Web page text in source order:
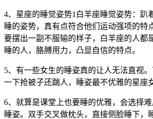
4、星座的睡觉姿势1白羊座睡觉姿势：趴
睡的姿势，真有点符合他们运动强项的特
要摆出一副不服输的样子，白羊座的人都
睡的人，胳膊用力，凸显自信的特点。
5、有一些女生的睡姿真的让人无法直视
一下抢被子还踹人，睡姿最不优雅的星座
6、就算是课堂上也要睡的优雅，会选择
睡姿。双手交叉做枕头，直接侧脸睡下，